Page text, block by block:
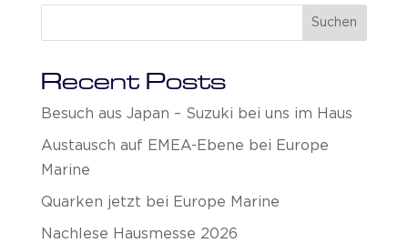
Suchen
Recent Posts
Besuch aus Japan – Suzuki bei uns im Haus
Austausch auf EMEA-Ebene bei Europe
Marine
Quarken jetzt bei Europe Marine
Nachlese Hausmesse 2026